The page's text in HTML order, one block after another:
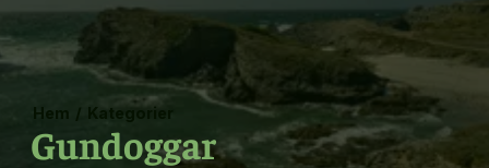
Hem / Kategorier
Gundoggar